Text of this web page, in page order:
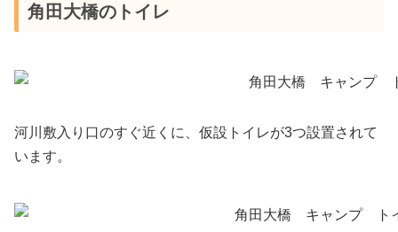
角田大橋のトイレ
河川敷入り口のすぐ近くに、仮設トイレが3つ設置されて
います。